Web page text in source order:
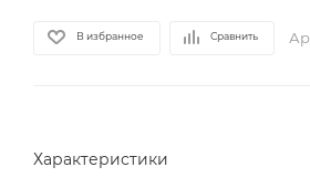
В избранное Сравнить
Характеристики